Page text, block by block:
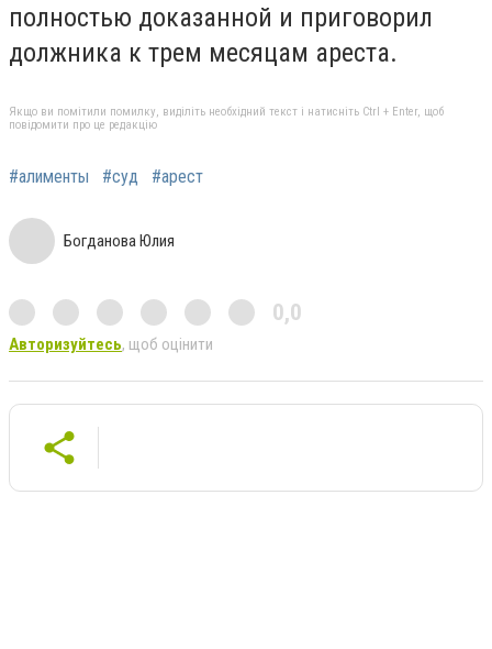
полностью доказанной и приговорил
должника к трем месяцам ареста.
Якщо ви помітили помилку, виділіть необхідний текст і натисніть Ctrl + Enter, щоб
повідомити про це редакцію
#алименты #суд #арест
Богданова Юлия
0,0
Авторизуйтесь, щоб оцінити